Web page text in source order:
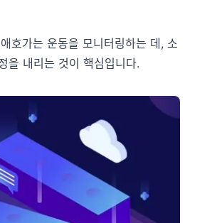
호가는 운동을 모니터링하는 데, 소
을 내리는 것이 핵심입니다.